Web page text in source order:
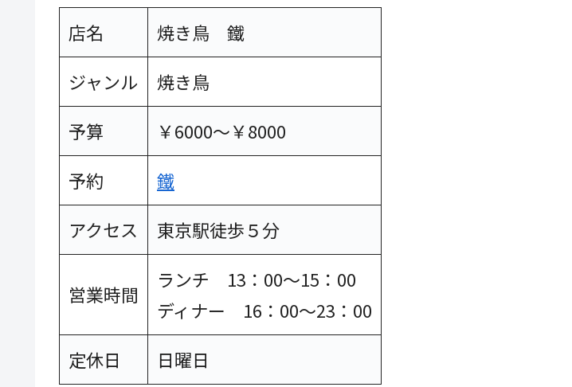
店名
焼き鳥 鐵
ジャンル
焼き鳥
予算
￥6000～￥8000
予約
鐵
アクセス
東京駅徒歩５分
営業時間
ランチ 13：00～15：00
ディナー 16：00～23：00
定休日
日曜日